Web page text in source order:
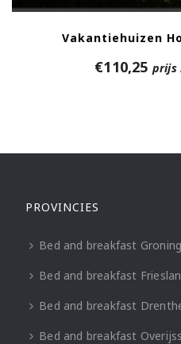
Vakantiehuizen
€110,25 prijs
PROVINCIES
Bed and breakfast
Bed and breakfast
Bed and breakfast
Bed and breakfast